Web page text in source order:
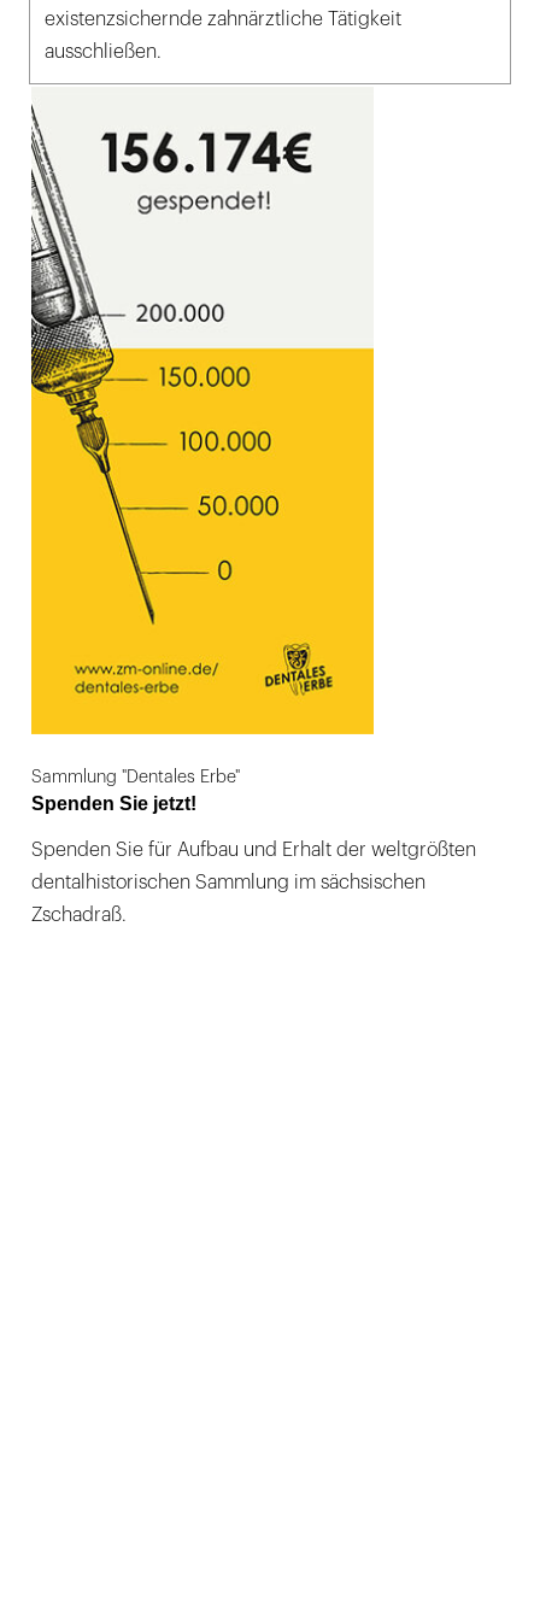
existenzsichernde zahnärztliche Tätigkeit
ausschließen.
Sammlung "Dentales Erbe"
Spenden Sie jetzt!
Spenden Sie für Aufbau und Erhalt der weltgrößten
dentalhistorischen Sammlung im sächsischen
Zschadraß.